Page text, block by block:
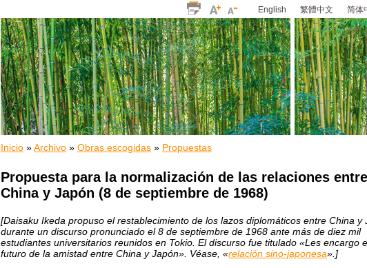
English 繁體中文 简体
Inicio »Archivo » Obras escogidas » Propuestas
Propuesta para la normalización de las relaciones entre
China y Japón (8 de septiembre de 1968)
[Daisaku Ikeda propuso el restablecimiento de los lazos diplomáticos entre China y
durante un discurso pronunciado el 8 de septiembre de 1968 ante más de diez mil
estudiantes universitarios reunidos en Tokio. El discurso fue titulado «Les encargo
futuro de la amistad entre China y Japón». Véase, «relación sino-japonesa».]